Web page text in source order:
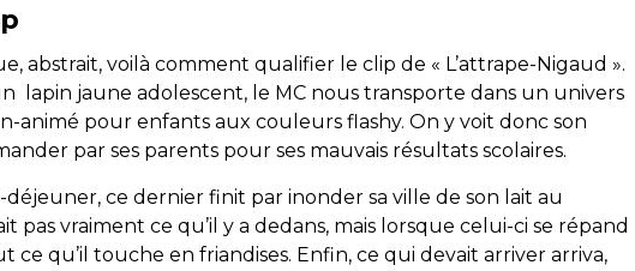
abstrait, voilà comment qualifier le clip de « L’attrape-Nigaud ».
lapin jaune adolescent, le MC nous transporte dans un univers
animé pour enfants aux couleurs flashy. On y voit donc son
par ses parents pour ses mauvais résultats scolaires.
ce dernier finit par inonder sa ville de son lait au
pas vraiment ce qu’il y a dedans, mais lorsque celui-ci se répand
ce qu’il touche en friandises. Enfin, ce qui devait arriver arriva,